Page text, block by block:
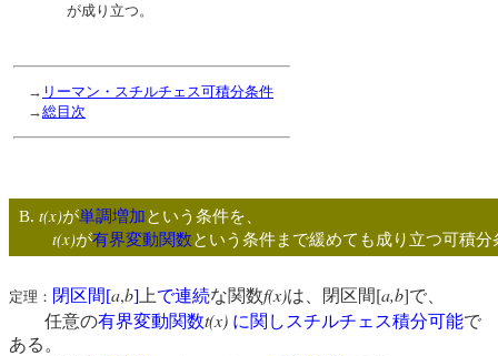
が成り立つ。
→ リーマン・スチルチェス可積分条件
→総目次
B.t(x)が単調増加という条件を、
t(x)が有界変動関数という条件まで緩めても成り立つ可積分
定理： 閉区間[a,b] 上で連続な関数f(x)は、閉区間[a,b]で、
任意の有界変動関数t(x) に関しスチルチェス積分可能で
ある。